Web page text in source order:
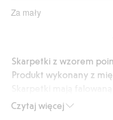
Za mały
na
15
głosów
Czytaj więcej
Skarpetki z wzorem
Produkt wykonany z
zabezpieczenia